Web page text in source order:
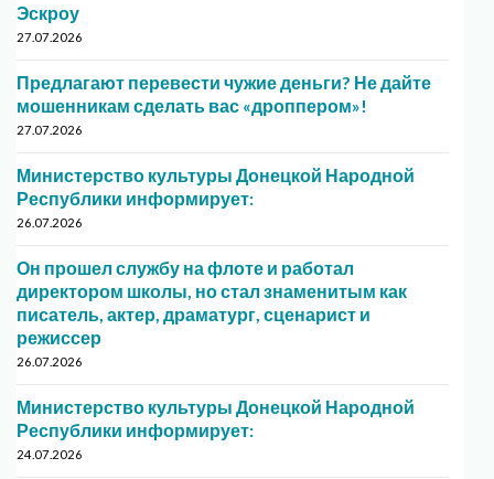
Эскроу
27.07.2026
Предлагают перевести чужие деньги? Не дайте
мошенникам сделать вас «дроппером»!
27.07.2026
Министерство культуры Донецкой Народной
Республики информирует:
26.07.2026
Он прошел службу на флоте и работал
директором школы, но стал знаменитым как
писатель, актер, драматург, сценарист и
режиссер
26.07.2026
Министерство культуры Донецкой Народной
Республики информирует:
24.07.2026